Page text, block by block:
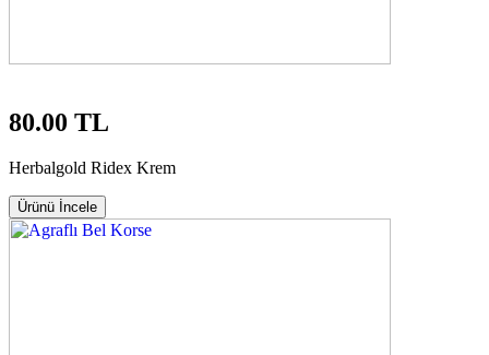
80.00 TL
Herbalgold Ridex Krem
Ürünü İncele